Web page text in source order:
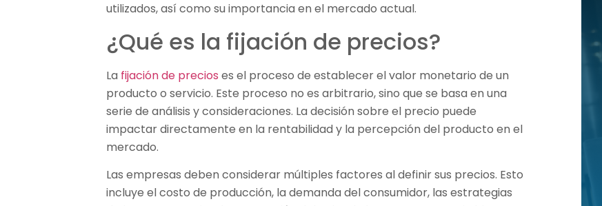
utilizados, así como su importancia en el mercado actual.
¿Qué es la fijación de precios?
La fijación de precios es el proceso de establecer el valor monetario de un
producto o servicio. Este proceso no es arbitrario, sino que se basa en una
serie de análisis y consideraciones. La decisión sobre el precio puede
impactar directamente en la rentabilidad y la percepción del producto en el
mercado.
Las empresas deben considerar múltiples factores al definir sus precios. Esto
incluye el costo de producción, la demanda del consumidor, las estrategias